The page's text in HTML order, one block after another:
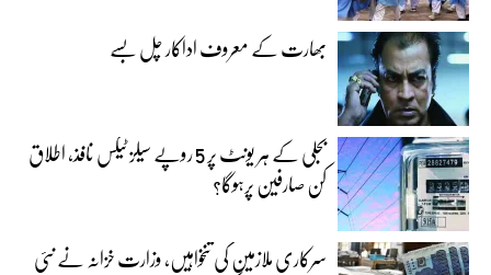
بھارت کے معروف اداکار چل بسے
بجلی کے ہر یونٹ پر 5 روپے سیلز ٹیکس نافذ، اطلاق
کن صارفین پرہوگا؟
سرکاری ملازمین کی تنخواہیں، وزارت خزانہ نے نئی